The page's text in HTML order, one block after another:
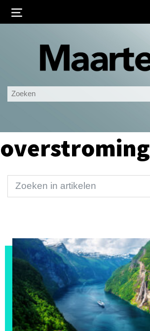
Ingelogd blijven
overstroming